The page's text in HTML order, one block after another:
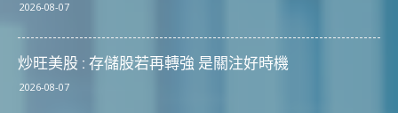
2026-08-07
炒旺美股 : 存儲股若再轉強 是關注好時機
2026-08-07